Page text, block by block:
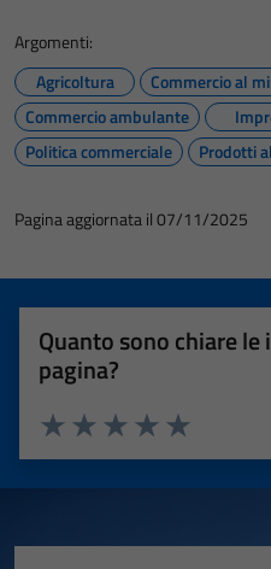
Argomenti:
Agricoltura
Commercio al
Commercio ambulante
Politica commerciale
Prodotti
Pagina aggiornata il 07/11/2025
Quanto sono chiare
pagina?
Valuta 5
Valuta 4 stelle
Valuta 3 stelle su 5
Valuta 2 stelle su 5
Valuta 1 stelle su 5